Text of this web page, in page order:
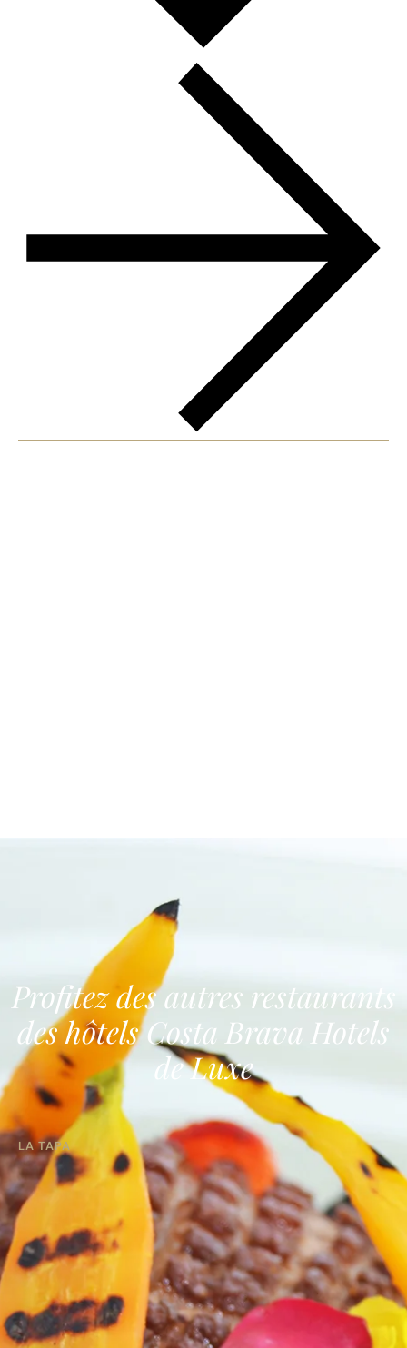
Profitez des autres restaurants
des hôtels Costa Brava Hotels
de Luxe
LA TAPA